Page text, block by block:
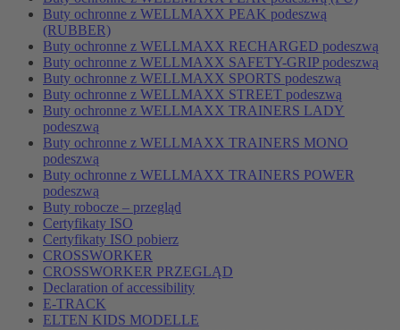
Buty ochronne z WELLMAXX PEAK podeszwą
(RUBBER)
Buty ochronne z WELLMAXX RECHARGED podeszwą
Buty ochronne z WELLMAXX SAFETY-GRIP podeszwą
Buty ochronne z WELLMAXX SPORTS podeszwą
Buty ochronne z WELLMAXX STREET podeszwą
Buty ochronne z WELLMAXX TRAINERS LADY
podeszwą
Buty ochronne z WELLMAXX TRAINERS MONO
podeszwą
Buty ochronne z WELLMAXX TRAINERS POWER
podeszwą
Buty robocze – przegląd
Certyfikaty ISO
Certyfikaty ISO pobierz
CROSSWORKER
CROSSWORKER PRZEGLĄD
Declaration of accessibility
E-TRACK
ELTEN KIDS MODELLE